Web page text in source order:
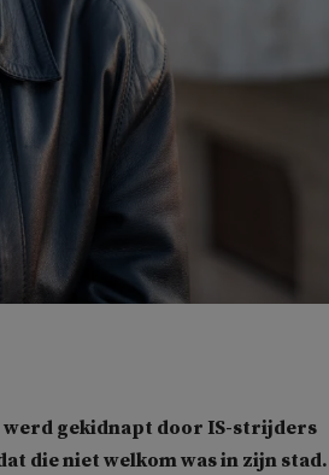
werd gekidnapt door IS-strijders
die niet welkom was in zijn stad.